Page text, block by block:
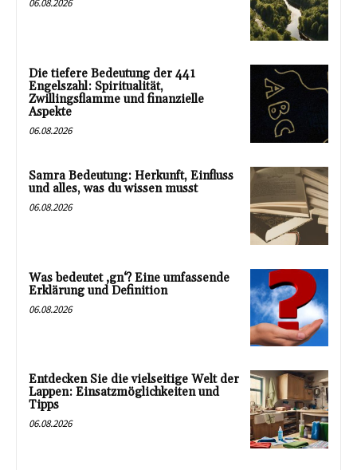
06.08.2026
Die tiefere Bedeutung der 441
Engelszahl: Spiritualität,
Zwillingsflamme und finanzielle
Aspekte
06.08.2026
Samra Bedeutung: Herkunft, Einfluss
und alles, was du wissen musst
06.08.2026
Was bedeutet ‚gn‘? Eine umfassende
Erklärung und Definition
06.08.2026
Entdecken Sie die vielseitige Welt der
Lappen: Einsatzmöglichkeiten und
Tipps
06.08.2026